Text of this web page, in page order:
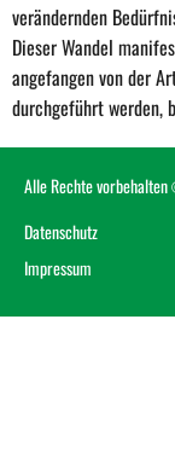
verändernden
Dieser Wandel
angefangen von der
durchgeführt
Alle Rechte
Datenschutz
Impressum